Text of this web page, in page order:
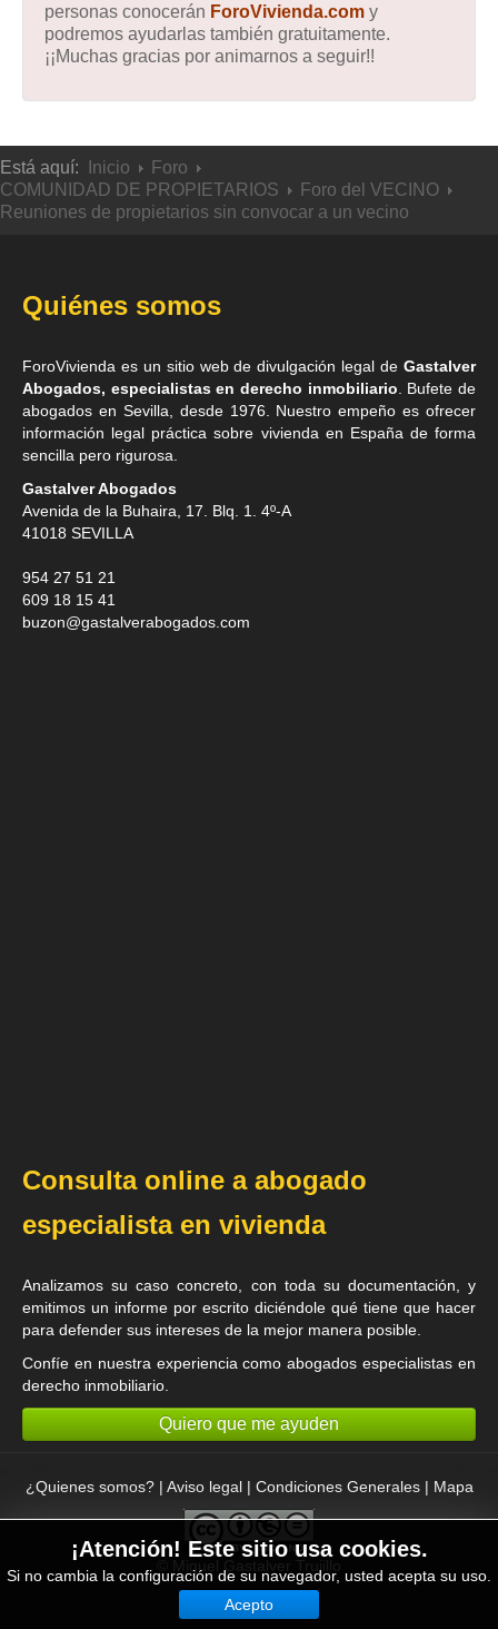
¡Atención! Este sitio usa cookies.
Si no cambia la configuración de su navegador, usted acepta su uso.
Acepto
personas conocerán ForoVivienda.com y
podremos ayudarlas también gratuitamente.
¡¡Muchas gracias por animarnos a seguir!!
Está aquí: Inicio
Foro
COMUNIDAD DE PROPIETARIOS
Foro del VECINO
Reuniones de propietarios sin convocar a un vecino
Quiénes somos
ForoVivienda es un sitio web de divulgación legal de Gastalver
Abogados, especialistas en derecho inmobiliario . Bufete de
abogados en Sevilla , desde 1976. Nuestro empeño es ofrecer
información legal práctica sobre vivienda en España de forma
sencilla pero rigurosa.
Gastalver Abogados
Avenida de la Buhaira, 17. Blq. 1. 4º-A
41018 SEVILLA
954 27 51 21
609 18 15 41
buzon@gastalverabogados.com
Consulta online a abogado
especialista en vivienda
Analizamos su caso concreto, con toda su documentación, y
emitimos un informe por escrito diciéndole qué tiene que hacer
para defender sus intereses de la mejor manera posible.
Confíe en nuestra experiencia comoabogados especialistas en
derecho inmobiliario
Quiero que me ayuden
¿Quienes somos?| Aviso legal| Condiciones Generales| Mapa